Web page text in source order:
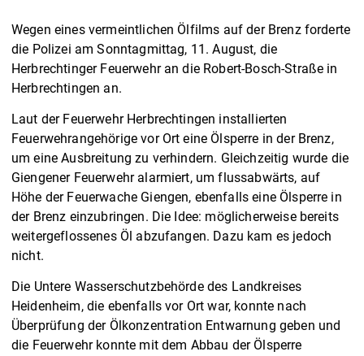
Wegen eines vermeintlichen Ölfilms auf der Brenz forderte
die Polizei am Sonntagmittag, 11. August, die
Herbrechtinger Feuerwehr an die Robert-Bosch-Straße in
Herbrechtingen an.
Laut der Feuerwehr Herbrechtingen installierten
Feuerwehrangehörige vor Ort eine Ölsperre in der Brenz,
um eine Ausbreitung zu verhindern. Gleichzeitig wurde die
Giengener Feuerwehr alarmiert, um flussabwärts, auf
Höhe der Feuerwache Giengen, ebenfalls eine Ölsperre in
der Brenz einzubringen. Die Idee: möglicherweise bereits
weitergeflossenes Öl abzufangen. Dazu kam es jedoch
nicht.
Die Untere Wasserschutzbehörde des Landkreises
Heidenheim, die ebenfalls vor Ort war, konnte nach
Überprüfung der Ölkonzentration Entwarnung geben und
die Feuerwehr konnte mit dem Abbau der Ölsperre